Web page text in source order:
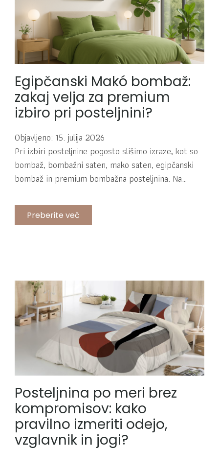
Egipčanski Makó bombaž:
zakaj velja za premium
izbiro pri posteljnini?
Objavljeno: 15. julija 2026
Pri izbiri posteljnine pogosto slišimo izraze, kot so
bombaž, bombažni saten, mako saten, egipčanski
bombaž in premium bombažna posteljnina. Na…
Preberite več
Posteljnina po meri brez
kompromisov: kako
pravilno izmeriti odejo,
vzglavnik in jogi?